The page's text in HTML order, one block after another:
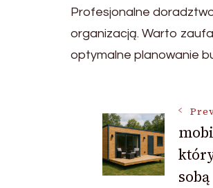
Profesjonalne
organizacją. Warto
optymalne planowanie
Post
sobą